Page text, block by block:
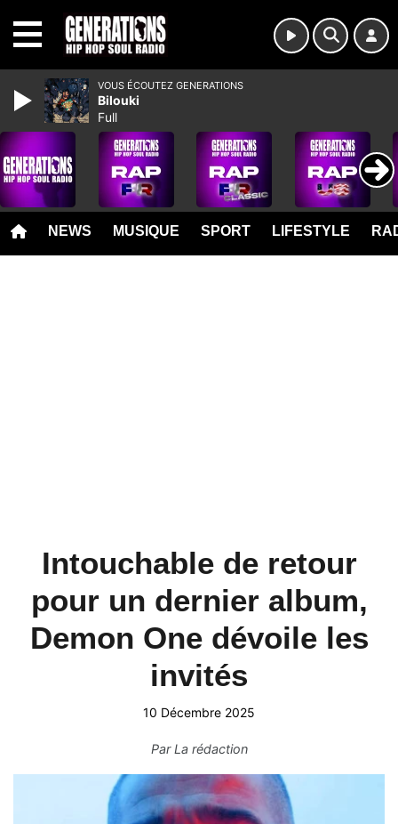
NEWS MUSIQUE SPORT LIFESTYLE
Intouchable de retour
pour un dernier album,
Demon One dévoile les
invités
10 Décembre 2025
ParLa rédaction
VOUS ÉCOUTEZ GENERATIONS
Bilouki
Full